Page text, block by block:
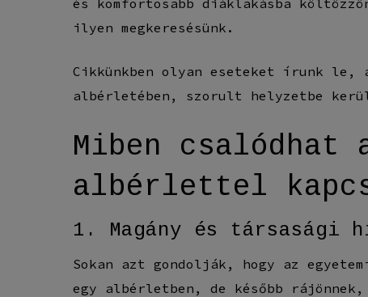
és komfortosabb diáklakásba
ilyen megkeresésünk.
Cikkünkben olyan eseteket írunk le,
albérletében, szorult helyzetbe
Miben csalódhat
albérlettel
1. Magány és társasági
Sokan azt gondolják, hogy az
egy albérletben, de később